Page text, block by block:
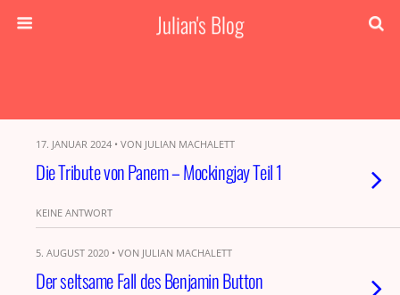
Julian's Blog
17. JANUAR 2024 • VON JULIAN MACHALETT
Die Tribute von Panem – Mockingjay Teil 1
KEINE ANTWORT
5. AUGUST 2020 • VON JULIAN MACHALETT
Der seltsame Fall des Benjamin Button